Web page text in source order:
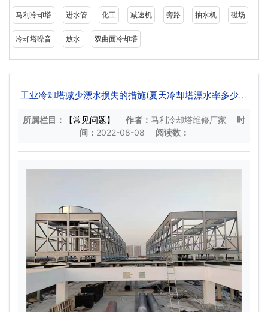
马利冷却塔 进水管 化工 减速机 旁路 抽水机 磁场
冷却塔噪音 放水 双曲面冷却塔
工业冷却塔减少漂水损失的措施(夏天冷却塔漂水率多少合
所属栏目： 【常见问题】 作者： 马利冷却塔维修厂家
时
间： 2022-08-08 阅读数：